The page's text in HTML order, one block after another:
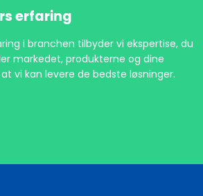
erfaring
i branchen tilbyder vi ekspertise, du
markedet, produkterne og dine
vi kan levere de bedste løsninger.